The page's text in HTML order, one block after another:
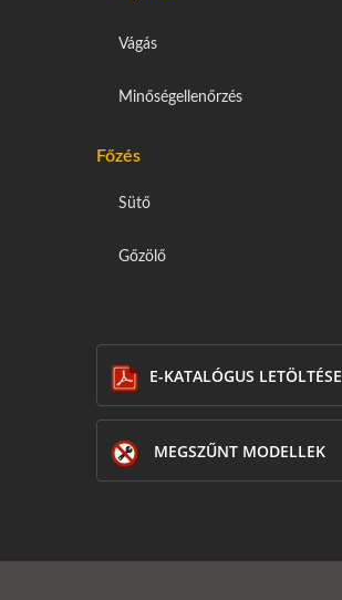
Vágás
Minőségellenőrzés
Főzés
Sütő
Gőzölő
E-KATALÓGUS LETÖLTÉSE
MEGSZŰNT MODELLEK